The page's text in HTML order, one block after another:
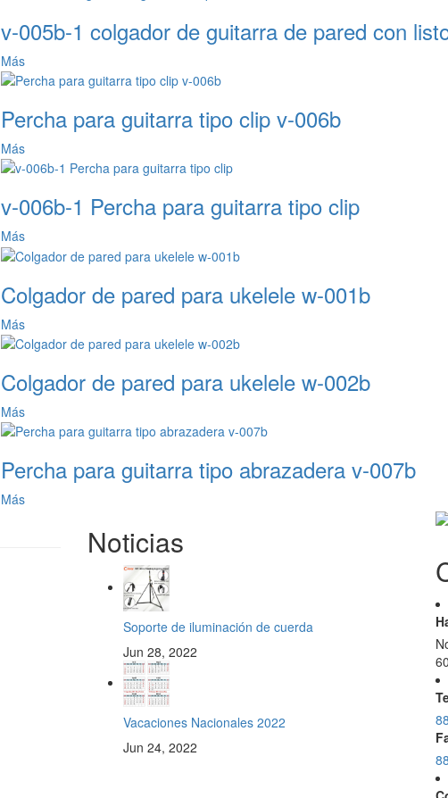
v-005b-1 colgador de guitarra de pared con
Más
Percha para guitarra tipo clip v-006b
Más
v-006b-1 Percha para guitarra tipo clip
Más
Colgador de pared para ukelele w-001b
Más
Colgador de pared para ukelele w-002b
Más
Percha para guitarra tipo abrazadera v-007b
Más
Noticias
Soporte de iluminación de cuerda
Jun 28, 2022
Vacaciones Nacionales 2022
Jun 24, 2022